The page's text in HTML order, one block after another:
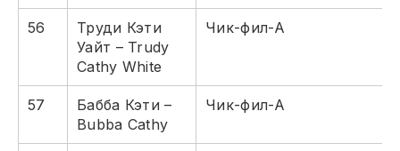
56
Труди Кэти
Уайт – Trudy
Cathy White
Чик-фил-А
57
Бабба Кэти –
Bubba Cathy
Чик-фил-А